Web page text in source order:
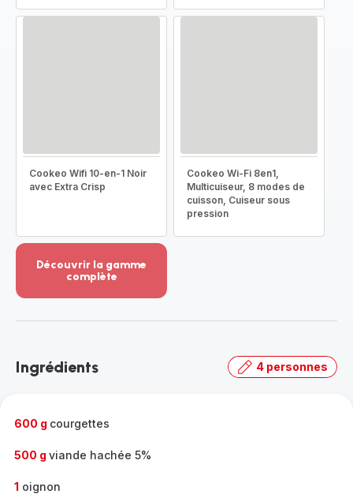
Cookeo Wifi 10-en-1 Noir
avec Extra Crisp
Cookeo Wi-Fi 8en1,
Multicuiseur, 8 modes de
cuisson, Cuiseur sous
pression
Découvrir la gamme
complète
-
gamme
Ingrédients 4 personnes
600 g courgettes
500 g viande hachée 5%
1 oignon